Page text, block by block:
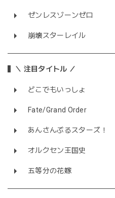
ゼンレスゾーンゼロ
崩壊スターレイル
＼ 注目タイトル ／
どこでもいっしょ
Fate/Grand Order
あんさんぶるスターズ！
オルクセン王国史
五等分の花嫁